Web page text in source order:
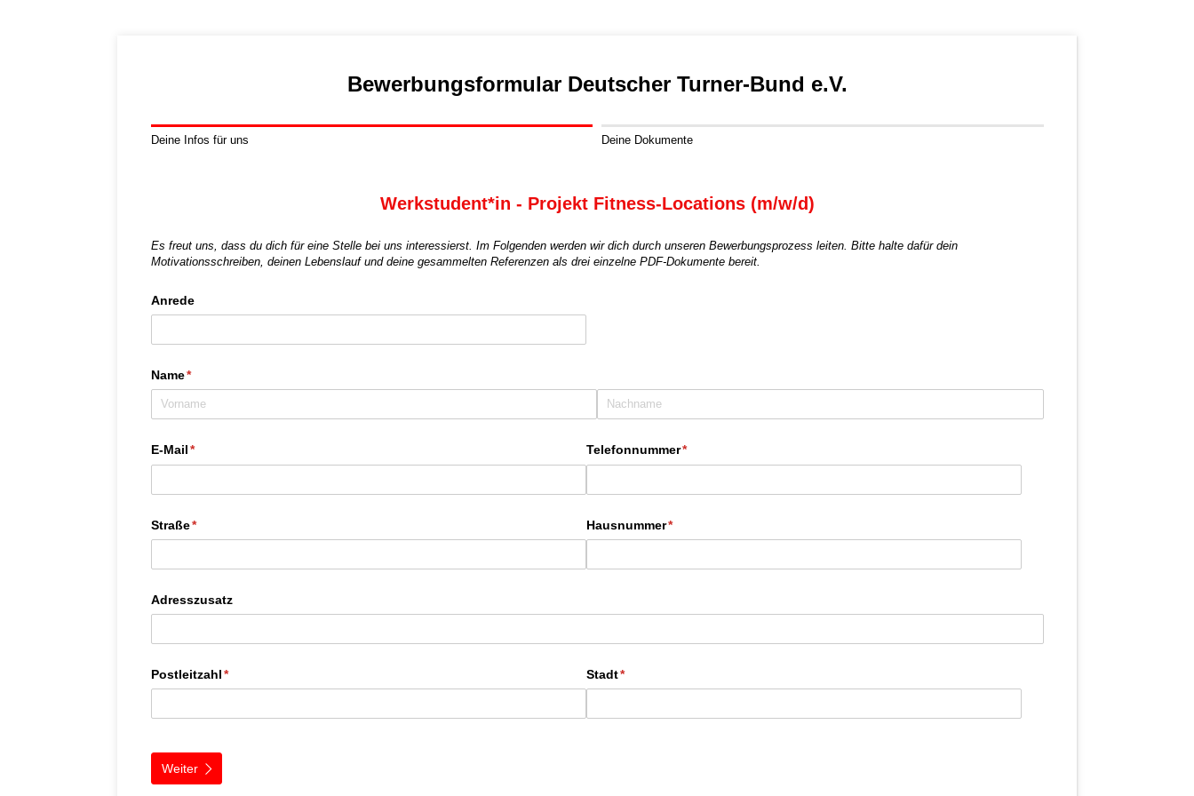
Bewerbungsformular Deutscher Turner-Bund e.V.
Deine Infos für uns Deine Dokumente
Werkstudent*in - Projekt Fitness-Locations (m/w/d)
Es freut uns, dass du dich für eine Stelle bei uns interessierst. Im Folgenden werden wir dich durch unseren Bewerbungsprozess leiten. Bitte halte dafür dein
Motivationsschreiben, deinen Lebenslauf und deine gesammelten Referenzen als drei einzelne PDF-Dokumente bereit.
Anrede
Name*
(erforderlich)
E-Mail *
(erforderlich) Telefonnummer*
(erforderlich)
Straße*
(erforderlich) Hausnummer*
(erforderlich)
Adresszusatz
Postleitzahl *
(erforderlich) Stadt*
(erforderlich)
Weiter